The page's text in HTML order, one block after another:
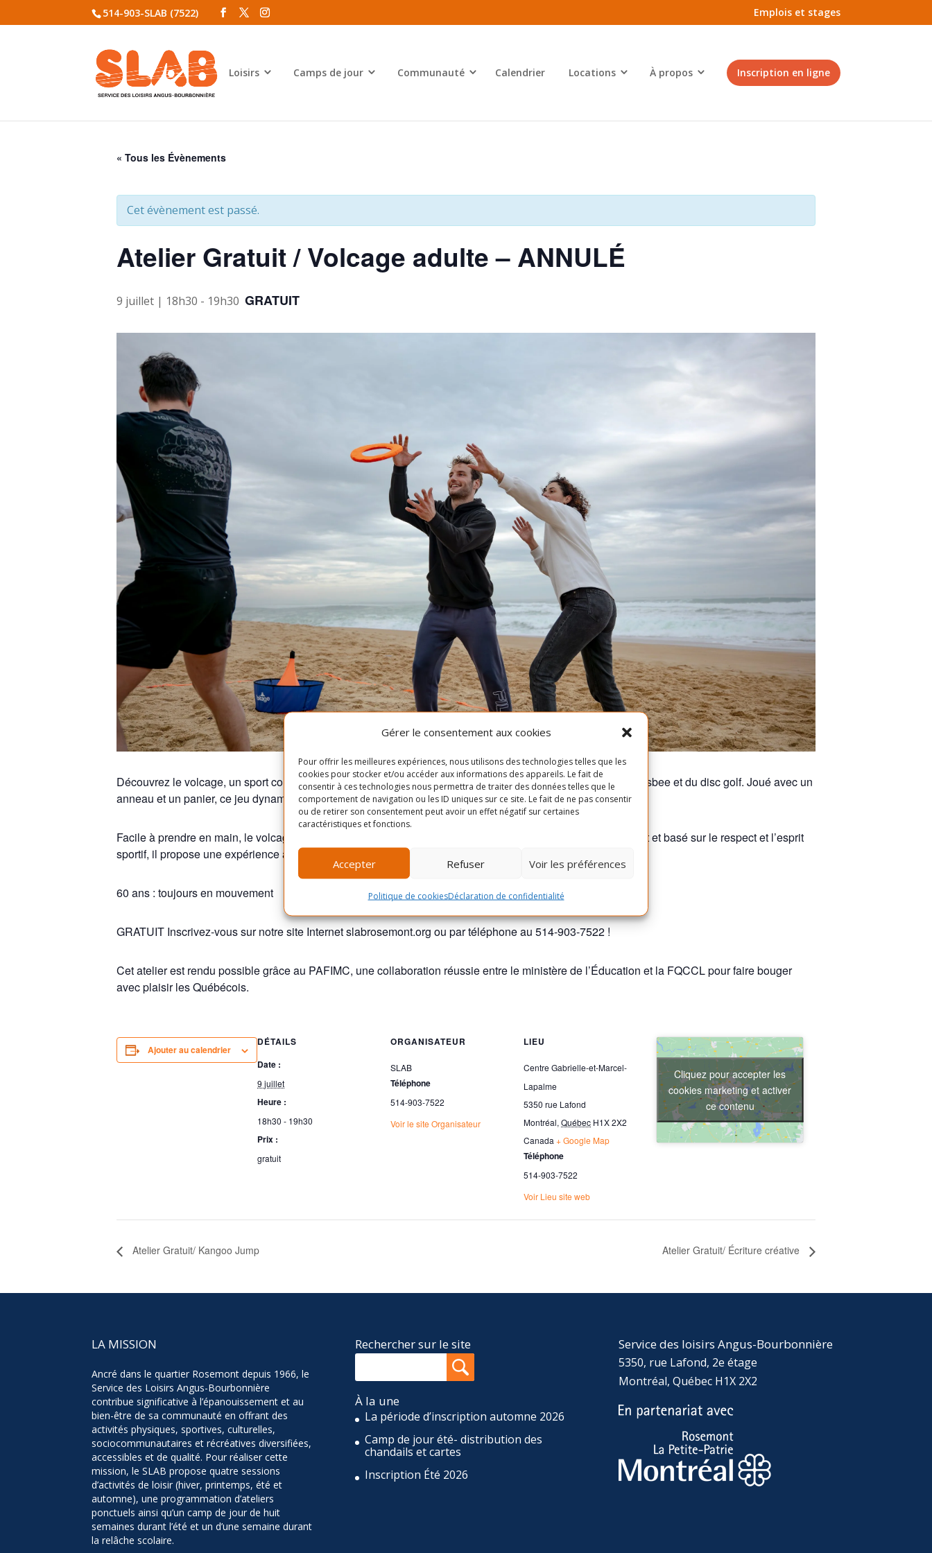
Gérer le consentement aux cookies
Pour offrir les meilleures expériences, nous utilisons des technologies telles que les
cookies pour stocker et/ou accéder aux informations des appareils. Le fait de
consentir à ces technologies nous permettra de traiter des données telles que le
comportement de navigation ou les ID uniques sur ce site. Le fait de ne pas consentir
ou de retirer son consentement peut avoir un effet négatif sur certaines
caractéristiques et fonctions.
Accepter Refuser Voir les préférences
Politique de cookiesDéclaration de confidentialité
514-903-SLAB (7522) Emplois et stages
Loisirs Camps de jour Communauté Calendrier Locations À propos Inscription en ligne
« Tous les Évènements
Cet évènement est passé.
Atelier Gratuit / Volcage adulte – ANNULÉ
9 juillet | 18h30 - 19h30 GRATUIT
Découvrez le volcage, un sport collectif ludique et accessible à tous, combinant les principes de l’Ultimate frisbee et du disc golf. Joué avec un
anneau et un panier, ce jeu dynamique favorise la coopération, la précision et le plaisir de bouger en équipe.
Facile à prendre en main, le volcage permet de s’amuser rapidement, peu importe votre niveau. Sans contact et basé sur le respect et l’esprit
sportif, il propose une expérience active, conviviale et inclusive en plein air.
60 ans : toujours en mouvement
GRATUIT Inscrivez-vous sur notre site Internet slabrosemont.org ou par téléphone au 514-903-7522 !
Cet atelier est rendu possible grâce au PAFIMC, une collaboration réussie entre le ministère de l’Éducation et la FQCCL pour faire bouger
avec plaisir les Québécois.
Ajouter au calendrier
DÉTAILS
Date :
9 juillet
Heure :
18h30 - 19h30
Prix :
gratuit
ORGANISATEUR
SLAB
Téléphone
514-903-7522
Voir le site Organisateur
LIEU
Centre Gabrielle-et-Marcel-
Lapalme
5350 rue Lafond
Montréal, Québec H1X 2X2
Canada + Google Map
Téléphone
514-903-7522
Voir Lieu site web
Cliquez pour accepter les
cookies marketing et activer
ce contenu
Atelier Gratuit/ Kangoo Jump Atelier Gratuit/ Écriture créative
LA MISSION
Ancré dans le quartier Rosemont depuis 1966, le
Service des Loisirs Angus-Bourbonnière
contribue significative à l’épanouissement et au
bien-être de sa communauté en offrant des
activités physiques, sportives, culturelles,
sociocommunautaires et récréatives diversifiées,
accessibles et de qualité. Pour réaliser cette
mission, le SLAB propose quatre sessions
d’activités de loisir (hiver, printemps, été et
automne), une programmation d’ateliers
ponctuels ainsi qu’un camp de jour de huit
semaines durant l’été et un d’une semaine durant
la relâche scolaire.
Rechercher sur le site
À la une
La période d’inscription automne 2026
Camp de jour été- distribution des
chandails et cartes
Inscription Été 2026
Service des loisirs Angus-Bourbonnière
5350, rue Lafond, 2e étage
Montréal, Québec H1X 2X2